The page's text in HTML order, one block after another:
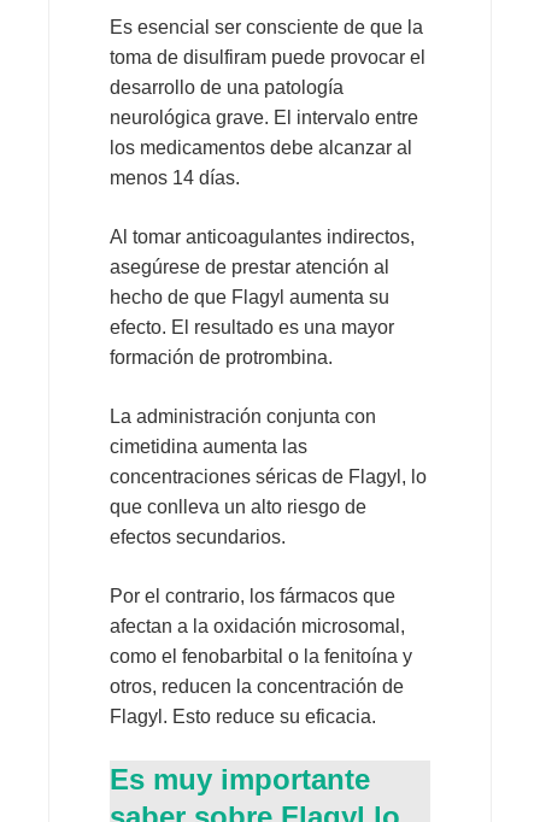
Es esencial ser consciente de que la
toma de disulfiram puede provocar el
desarrollo de una patología
neurológica grave. El intervalo entre
los medicamentos debe alcanzar al
menos 14 días.
Al tomar anticoagulantes indirectos,
asegúrese de prestar atención al
hecho de que Flagyl aumenta su
efecto. El resultado es una mayor
formación de protrombina.
La administración conjunta con
cimetidina aumenta las
concentraciones séricas de Flagyl, lo
que conlleva un alto riesgo de
efectos secundarios.
Por el contrario, los fármacos que
afectan a la oxidación microsomal,
como el fenobarbital o la fenitoína y
otros, reducen la concentración de
Flagyl. Esto reduce su eficacia.
Es muy importante